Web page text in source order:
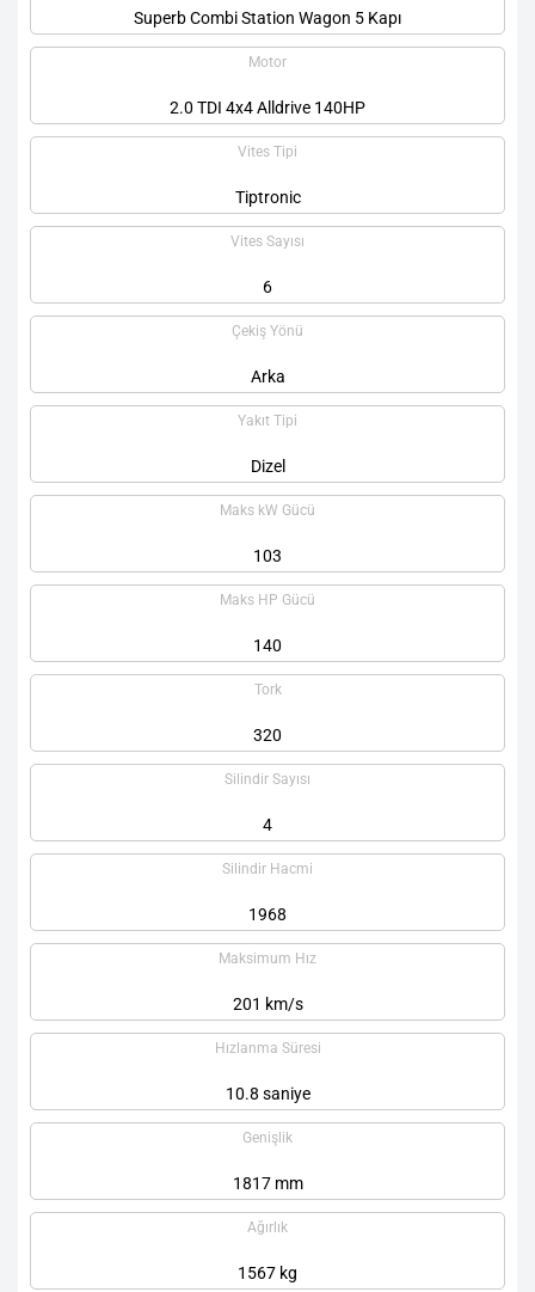
Superb Combi Station Wagon 5 Kapı
Motor
2.0 TDI 4x4 Alldrive 140HP
Vites Tipi
Tiptronic
Vites Sayısı
6
Çekiş Yönü
Arka
Yakıt Tipi
Dizel
Maks kW Gücü
103
Maks HP Gücü
140
Tork
320
Silindir Sayısı
4
Silindir Hacmi
1968
Maksimum Hız
201 km/s
Hızlanma Süresi
10.8 saniye
Genişlik
1817 mm
Ağırlık
1567 kg